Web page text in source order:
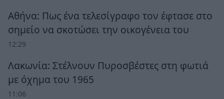
Αθήνα: Πως ένα τελεσίγραφο τον έφτασε στο
σημείο να σκοτώσει την οικογένεια του
12:29
Λακωνία: Στέλνουν Πυροσβέστες στη φωτιά
με όχημα του 1965
11:06